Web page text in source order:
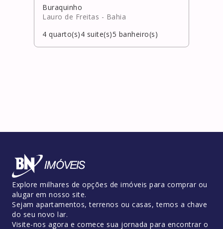
Buraquinho
Lauro de Freitas - Bahia
4 quarto(s)4 suite(s)5 banheiro(s)
Explore milhares de opções de imóveis para comprar ou
alugar em nosso site.
Sejam apartamentos, terrenos ou casas, temos a chave
do seu novo lar.
Visite-nos agora e comece sua jornada para encontrar o